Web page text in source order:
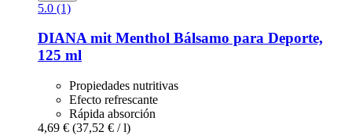
5.0 (1)
DIANA mit Menthol Bálsamo para Deporte,
125 ml
Propiedades nutritivas
Efecto refrescante
Rápida absorción
4,69 € (37,52 € / l)